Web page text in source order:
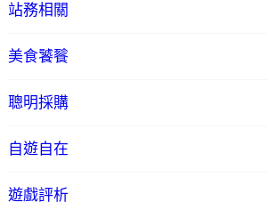
站務相關
美食饕餮
聰明採購
自遊自在
遊戲評析